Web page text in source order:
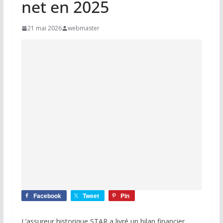
net en 2025
21 mai 2026 webmaster
Facebook Tweet Pin